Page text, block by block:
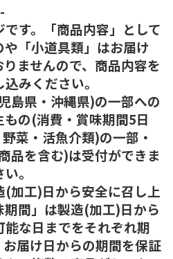
す。「商品内容」として
「小道具類」はお届け
ませんので、商品内容を
みください。
島県・沖縄県)の一部への
の(消費・賞味期間5日
菜・活魚介類)の一部・
品を含む)は受付ができま
。
加工)日から安全に召し上
間」は製造(加工)日から
な日までをそれぞれ期
届け日からの期間を保証